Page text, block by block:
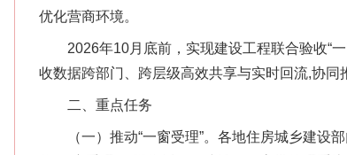
优化营商环境。
2026年10月底前，实现建设工程联合验收“一
收数据跨部门、跨层级高效共享与实时回流,协同
二、重点任务
（一）推动“一窗受理”。各地住房城乡建设部